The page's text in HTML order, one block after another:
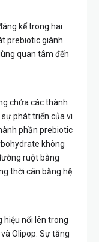
kể trong hai
prebiotic giành
quan tâm đến
chứa các thành
phát triển của vi
phần prebiotic
không
ruột bằng
thời cân bằng hệ
nổi lên trong
Olipop. Sự tăng